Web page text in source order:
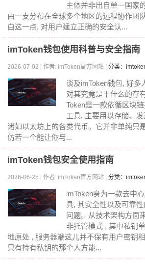
主体并非出自单一国家
由一支分布在全球多个地区的远程协作团
白这一点, 对用户建立正确的安全认...
imToken钱包使用科普与安全指南
2026-07-02 | 作者: imToken官方网站 | 分类：
谈及imToken钱包, 好多
对其究竟是干什么的存
Token是一款依循区块
工具, 主要用以存储、
诸如以太坊上的各类代币。它并非单纯只
仿若一个能让你与...
imToken钱包安全使用指南
2026-06-25 | 作者: imToken官方网站 | 分类：
imToken身为一款去中
具, 其安全性以及可靠
问题。从技术架构方面
非托管模式 , 其中私钥
地原处 , 服务器端这儿并不保有用户密钥
只有持有私钥的那个人方能...